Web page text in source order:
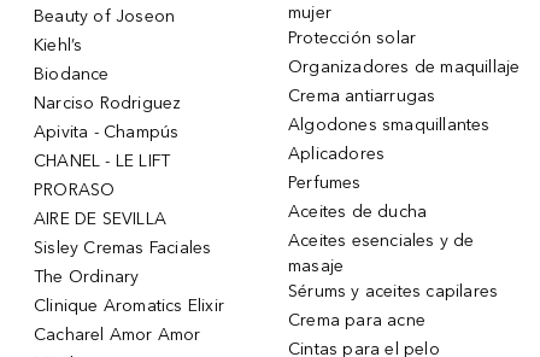
Beauty of Joseon
Kiehl’s
Biodance
Narciso Rodriguez
Apivita - Champús
CHANEL - LE LIFT
PRORASO
AIRE DE SEVILLA
Sisley Cremas Faciales
The Ordinary
Clinique Aromatics Elixir
Cacharel Amor Amor
mujer
Protección solar
Organizadores de maquillaje
Crema antiarrugas
Algodones smaquillantes
Aplicadores
Perfumes
Aceites de ducha
Aceites esenciales y de
masaje
Sérums y aceites capilares
Crema para acne
Cintas para el pelo